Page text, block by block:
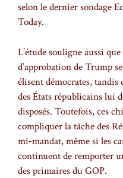
selon le dernier sondage
Today.
L’étude souligne aussi
d’approbation de Trump
élisent démocrates, tandis
des États républicains lui
disposés. Toutefois, ces
compliquer la tâche des
mi‑mandat, même si les
continuent de remporter
des primaires du GOP.